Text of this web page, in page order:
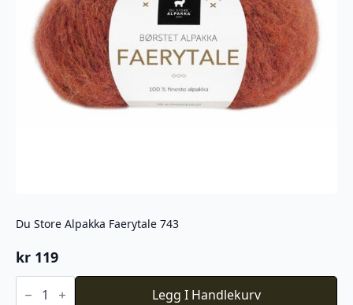
Du Store Alpakka Faerytale 743
kr 119
Du
Store Legg I Handlekurv